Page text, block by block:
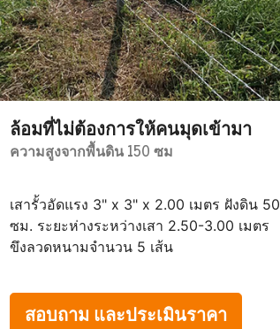
ล้อมที่ไม่ต้องการให้คนมุดเข้ามา
ความสูงจากพื้นดิน 150 ซม
เสารั้วอัดแรง 3" x 3" x 2.00 เมตร ฝังดิน 50
ซม. ระยะห่างระหว่างเสา 2.50-3.00 เมตร
ขึงลวดหนามจำนวน 5 เส้น
สอบถาม และประเมินราคา